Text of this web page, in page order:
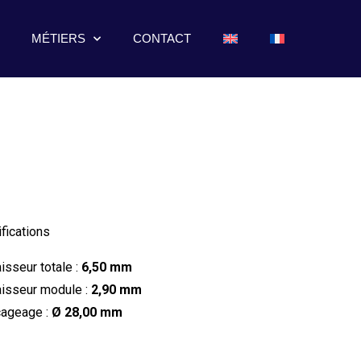
MÉTIERS CONTACT
totale : 6,50 mm
module : 2,90 mm
: Ø 28,00 mm